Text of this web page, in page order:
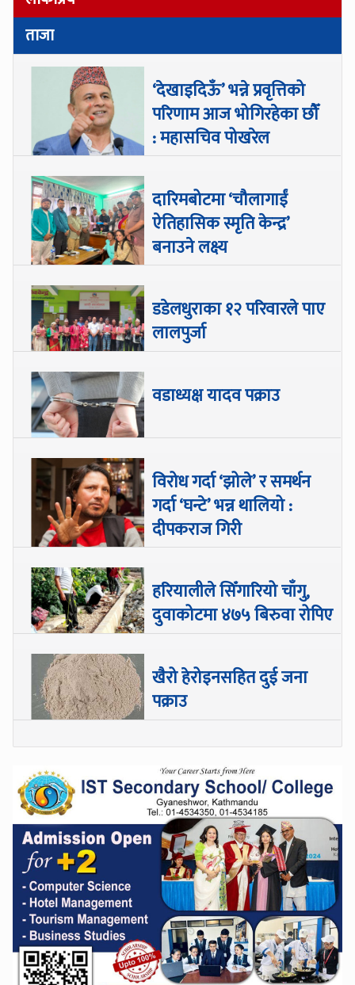
ताजा
‘देखाइदिऊँ’ भन्ने प्रवृत्तिको
परिणाम आज भोगिरहेका छौँ
: महासचिव पोखरेल
दारिमबोटमा ‘चौलागाईं
ऐतिहासिक स्मृति केन्द्र’
बनाउने लक्ष्य
डडेलधुराका १२ परिवारले पाए
लालपुर्जा
वडाध्यक्ष यादव पक्राउ
विरोध गर्दा ‘झोले’ र समर्थन
गर्दा ‘घन्टे’ भन्न थालियो :
दीपकराज गिरी
हरियालीले सिँगारियो चाँगु,
दुवाकोटमा ४७५ बिरुवा रोपिए
खैरो हेरोइनसहित दुई जना
पक्राउ